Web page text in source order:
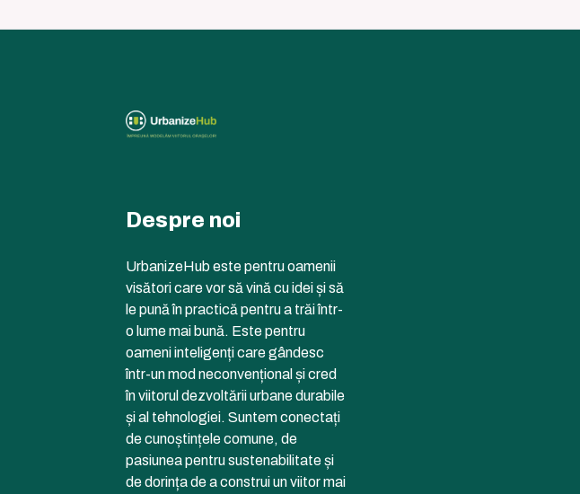
Despre noi
UrbanizeHub este pentru oamenii
visători care vor să vină cu idei și să
le pună în practică pentru a trăi într-
o lume mai bună. Este pentru
oameni inteligenți care gândesc
într-un mod neconvențional și cred
în viitorul dezvoltării urbane durabile
și al tehnologiei. Suntem conectați
de cunoștințele comune, de
pasiunea pentru sustenabilitate și
de dorința de a construi un viitor mai